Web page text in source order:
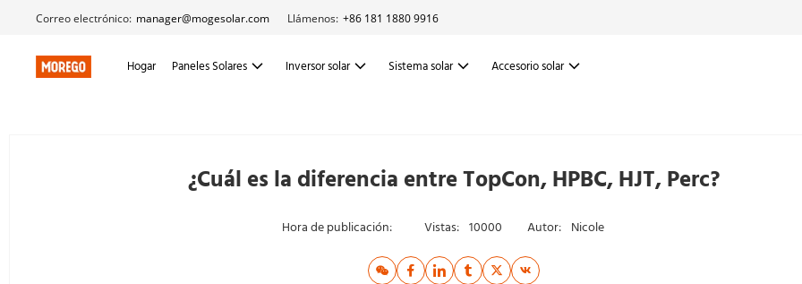
Correo electrónico: manager@mogesolar.com Llámenos: +86 181 1880 9916
Hogar Paneles Solares Inversor solar Sistema solar Accesorio solar
¿Cuál es la diferencia entre TopCon, HPBC, HJT, Perc?
Hora de publicación: Vistas: 10000 Autor: Nicole